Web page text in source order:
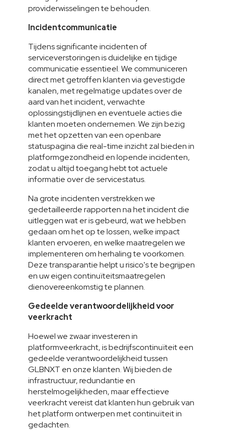
providerwisselingen te behouden.
Incidentcommunicatie
Tijdens significante incidenten of
serviceverstoringen is duidelijke en tijdige
communicatie essentieel. We communiceren
direct met getroffen klanten via gevestigde
kanalen, met regelmatige updates over de
aard van het incident, verwachte
oplossingstijdlijnen en eventuele acties die
klanten moeten ondernemen. We zijn bezig
met het opzetten van een openbare
statuspagina die real-time inzicht zal bieden in
platformgezondheid en lopende incidenten,
zodat u altijd toegang hebt tot actuele
informatie over de servicestatus.
Na grote incidenten verstrekken we
gedetailleerde rapporten na het incident die
uitleggen wat er is gebeurd, wat we hebben
gedaan om het op te lossen, welke impact
klanten ervoeren, en welke maatregelen we
implementeren om herhaling te voorkomen.
Deze transparantie helpt u risico's te begrijpen
en uw eigen continuïteitsmaatregelen
dienovereenkomstig te plannen.
Gedeelde verantwoordelijkheid voor
veerkracht
Hoewel we zwaar investeren in
platformveerkracht, is bedrijfscontinuïteit een
gedeelde verantwoordelijkheid tussen
GLBNXT en onze klanten. Wij bieden de
infrastructuur, redundantie en
herstelmogelijkheden, maar effectieve
veerkracht vereist dat klanten hun gebruik van
het platform ontwerpen met continuïteit in
gedachten.